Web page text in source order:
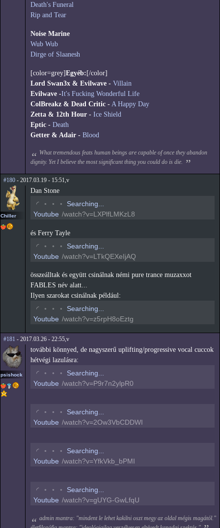
Death's Funeral
Rip and Tear
Noise Marine
Wub Wub
Dirge of Slaanesh
[color=grey]Egyéb:[/color]
Lord Swan3x & Evilwave - Villain
Evilwave -It's Fucking Wonderful Life
ColBreakz & Dead Critic - A Happy Day
Zetta & 12th Hour - Ice Shield
Eptic - Death
Getter & Adair - Blood
What tremendous feats human beings are capable of once they abandon
dignity. Yet I believe the most significant thing you could do is die.
#180 - 2017.03.19 - 15:51,v
Chiller
Dan Stone
◡ ◦ ◦ ◦
Searching...
Youtube /watch?v=LXPlfLMKzL8
és Ferry Tayle
◡ ◦ ◦ ◦
Searching...
Youtube /watch?v=LTkQEXeIjAQ
összeálltak és együtt csinálnak némi pure trance muzaxxot
FABLES név alatt...
Ilyen szarokat csinálnak például:
◡ ◦ ◦ ◦
Searching...
Youtube /watch?v=z5rpH8oEztg
#181 - 2017.03.26 - 22:55,v
psishock
további könnyed, de nagyszerű uplifting/progressive vocal cuccok
hétvégi lazulásra:
◡ ◦ ◦ ◦
Searching...
Youtube /watch?v=P9r7n2ylpR0
◡ ◦ ◦ ◦
Searching...
Youtube /watch?v=2Ow3VbCDDWI
◡ ◦ ◦ ◦
Searching...
Youtube /watch?v=YfkVkb_bPMI
◡ ◦ ◦ ◦
Searching...
Youtube /watch?v=gUYG-GwLfqU
admin mantra: "mindent le lehet kakilni oszt megy az oldal mégis magától."